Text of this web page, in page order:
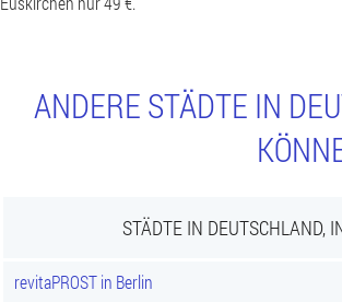
ANDERE STÄDTE IN
STÄDTE IN DEUTSCHLAND,
revitaPROST in Berlin